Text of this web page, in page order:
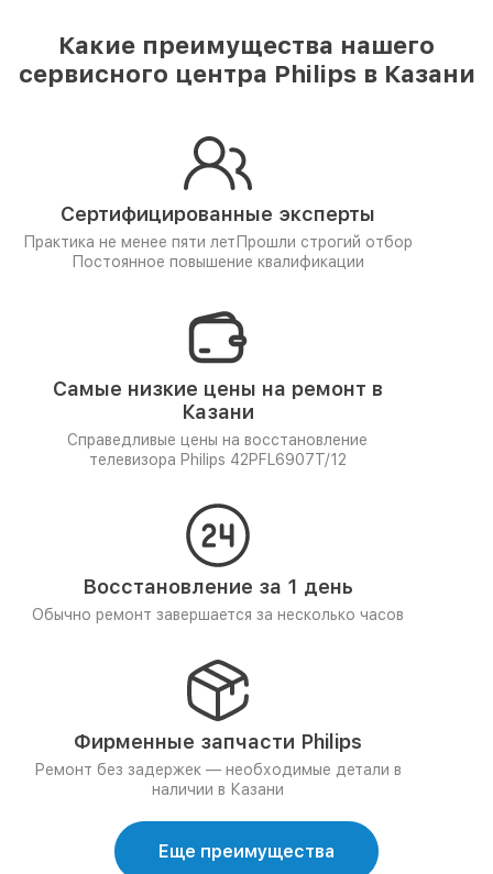
Какие преимущества нашего
сервисного центра Philips в Казани
Сертифицированные эксперты
Практика не менее пяти лет Прошли строгий отбор
Постоянное повышение квалификации
Самые низкие цены на ремонт в
Казани
Справедливые цены на восстановление
телевизора Philips 42PFL6907T/12
Восстановление за 1 день
Обычно ремонт завершается за несколько часов
Фирменные запчасти Philips
Ремонт без задержек — необходимые детали в
наличии в Казани
Еще преимущества